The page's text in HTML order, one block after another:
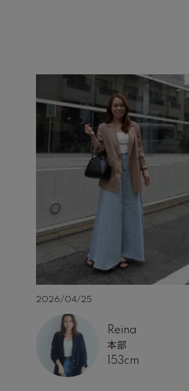
2026/04/25
Reina
本部
153cm